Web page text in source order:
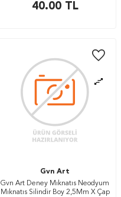
40.00TL
Gvn Art
Gvn Art Deney Mıknatıs Neodyum
Mıknatıs Silindir Boy 2,5Mm X Çap